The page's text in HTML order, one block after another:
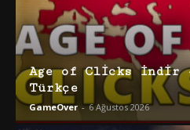
Age of Clicks İndir
Türkçe
GameOver - 6 Ağustos 2026